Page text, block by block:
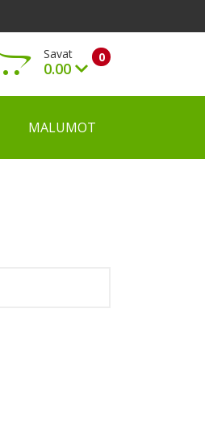
0
Savat
0.00
MALUMOT